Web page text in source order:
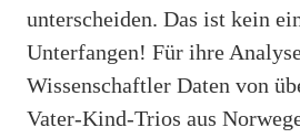
unterscheiden. Das ist kein
Unterfangen! Für ihre
Wissenschaftler Daten von
Vater-Kind-Trios aus